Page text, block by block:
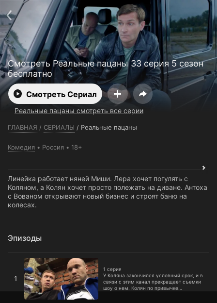
Смотреть Реальные пацаны 33 серия 5 сезон
бесплатно
Смотреть Сериал
Реальные пацаны смотреть все серии
ГЛАВНАЯ / СЕРИАЛЫ / Реальные пацаны
Комедия Россия 18+
Линейка работает няней Миши. Лера хочет погулять с
Коляном, а Колян хочет просто полежать на диване. Антоха
с Вованом открывают новый бизнес и строят баню на
колесах.
Эпизоды
1
1 серия
У Коляна закончился условный срок, и в
связи с этим канал прекращает съемки
шоу о нем. Колян по привычке
1 серия
Телефон поддержки:+7 (727) 323 10 92
Пользовательское соглашение
Политика конфиденциальности
Открыть приложение
Ввести промокод